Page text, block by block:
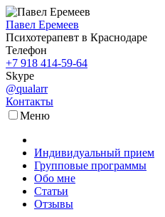
Павел Еремеев
Психотерапевт в Краснодаре
Телефон
+7 918 414-59-64
Skype
@qualarr
Контакты
Меню
Индивидуальный прием
Групповые программы
Обо мне
Статьи
Отзывы